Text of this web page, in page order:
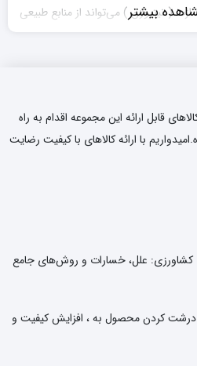
ازت ( نیتروژن ) می‌تواند از منابع طبیعی
یا اوره تولید می‌شود. این ترکیبات
مزایا خاصی دارد. این مزایا شامل
تولید محصول، افزایش جذب سایر
و سوء تأثیر بر محیط زیست منجر
بیشتر
قابل ارائه این مجموعه اقدام به راه
با ارائه کالاهای با کیفیت رضایت
علل، خسارات و روش‌های جامع
درشت کردن محصول به ، افزایش کیفیت و